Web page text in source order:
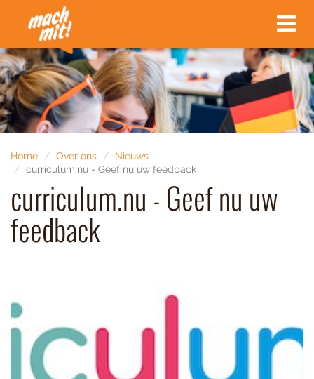
Toggle
Home Over ons
Nieuws
curriculum.nu - Geef nu uw feedback
curriculum.nu - Geef nu uw
feedback